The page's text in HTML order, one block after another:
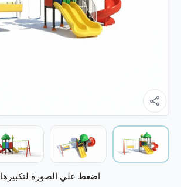
اضغط علي الصورة لتكبيرها